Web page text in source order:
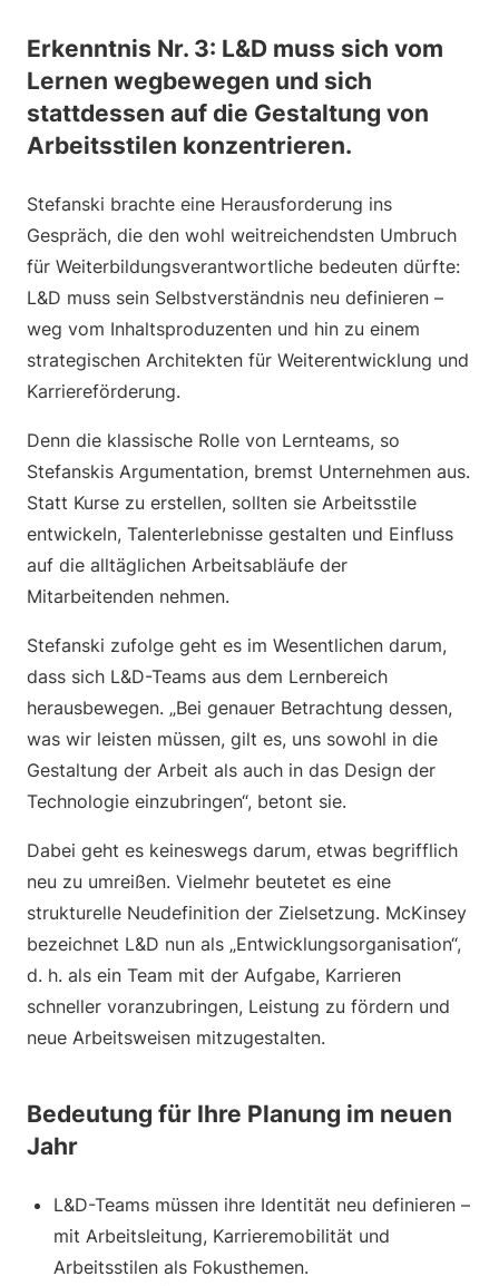
Erkenntnis Nr. 3: L&D muss sich vom
Lernen wegbewegen und sich
stattdessen auf die Gestaltung von
Arbeitsstilen konzentrieren.
Stefanski brachte eine Herausforderung ins
Gespräch, die den wohl weitreichendsten Umbruch
für Weiterbildungsverantwortliche bedeuten dürfte:
L&D muss sein Selbstverständnis neu definieren –
weg vom Inhaltsproduzenten und hin zu einem
strategischen Architekten für Weiterentwicklung und
Karriereförderung.
Denn die klassische Rolle von Lernteams, so
Stefanskis Argumentation, bremst Unternehmen aus.
Statt Kurse zu erstellen, sollten sie Arbeitsstile
entwickeln, Talenterlebnisse gestalten und Einfluss
auf die alltäglichen Arbeitsabläufe der
Mitarbeitenden nehmen.
Stefanski zufolge geht es im Wesentlichen darum,
dass sich L&D-Teams aus dem Lernbereich
herausbewegen. „Bei genauer Betrachtung dessen,
was wir leisten müssen, gilt es, uns sowohl in die
Gestaltung der Arbeit als auch in das Design der
Technologie einzubringen“, betont sie.
Dabei geht es keineswegs darum, etwas begrifflich
neu zu umreißen. Vielmehr beutetet es eine
strukturelle Neudefinition der Zielsetzung. McKinsey
bezeichnet L&D nun als „Entwicklungsorganisation“,
d. h. als ein Team mit der Aufgabe, Karrieren
schneller voranzubringen, Leistung zu fördern und
neue Arbeitsweisen mitzugestalten.
Bedeutung für Ihre Planung im neuen
Jahr
L&D-Teams müssen ihre Identität neu definieren –
mit Arbeitsleitung, Karrieremobilität und
Arbeitsstilen als Fokusthemen.